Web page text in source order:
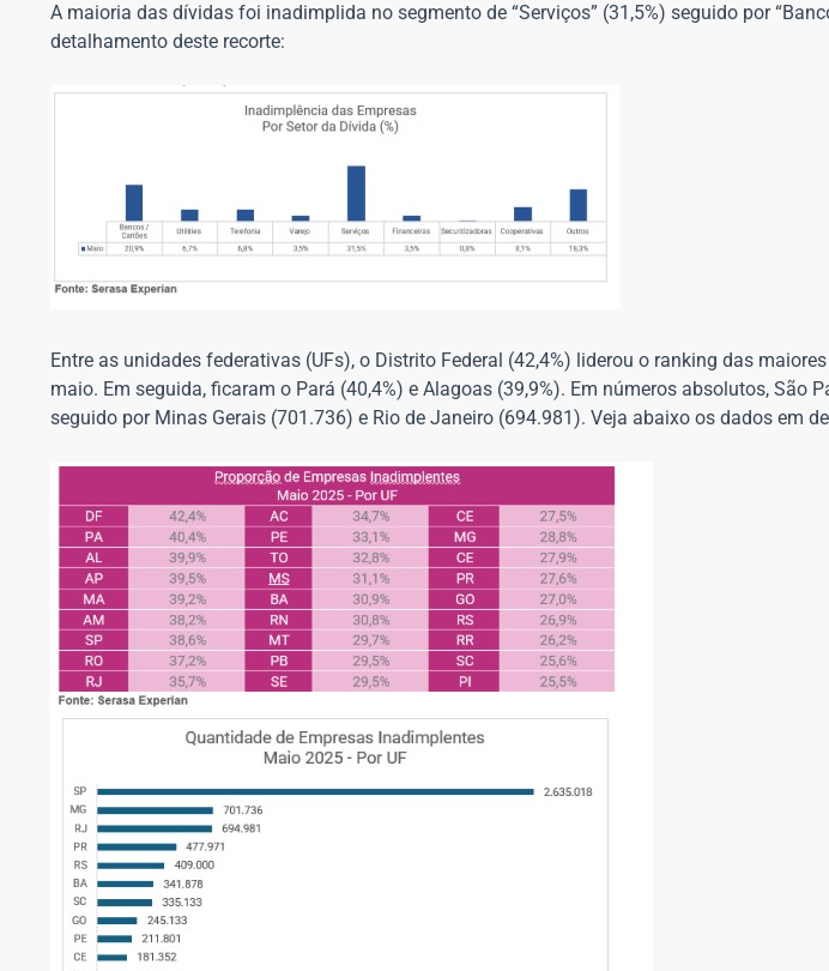
A maioria das dívidas foi inadimplida no segmento de “Serviços” (31,5%) seguido por
detalhamento deste recorte:
Entre as unidades federativas (UFs), o Distrito Federal (42,4%) liderou o ranking das
maio. Em seguida, ficaram o Pará (40,4%) e Alagoas (39,9%). Em números absolutos, São
seguido por Minas Gerais (701.736) e Rio de Janeiro (694.981). Veja abaixo os dados em